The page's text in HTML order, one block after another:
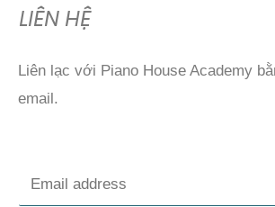
LIÊN HỆ
Liên lạc với Piano House Academy
email.